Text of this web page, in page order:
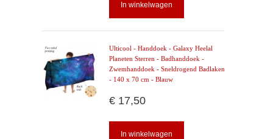
In winkelwagen
Ulticool - Handdoek - Galaxy Heelal
Planeten Sterren - Badhanddoek -
Zwemhanddoek - Sneldrogend Badlaken
- 140 x 70 cm - Blauw
€ 17,50
In winkelwagen